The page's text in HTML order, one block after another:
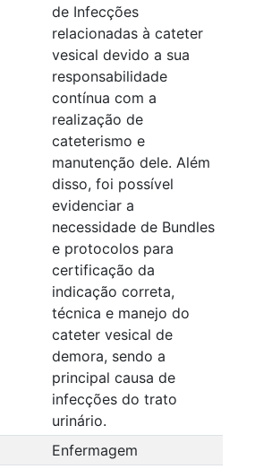
de Infecções
relacionadas à cateter
vesical devido a sua
responsabilidade
contínua com a
realização de
cateterismo e
manutenção dele. Além
disso, foi possível
evidenciar a
necessidade de Bundles
e protocolos para
certificação da
indicação correta,
técnica e manejo do
cateter vesical de
demora, sendo a
principal causa de
infecções do trato
urinário.
Enfermagem